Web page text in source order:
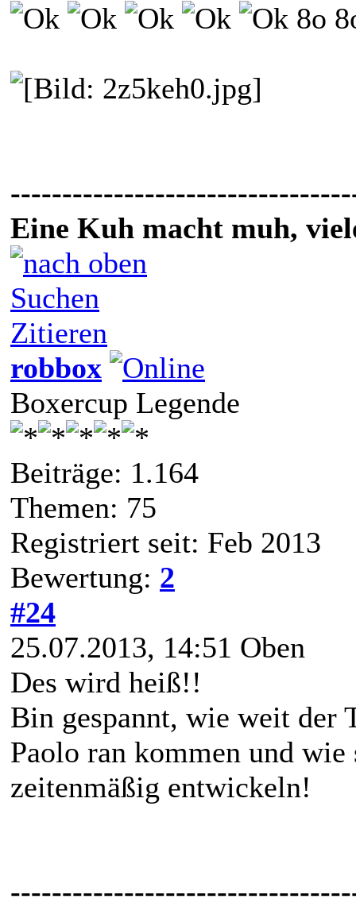
8o
Eine Kuh macht muh,
Suchen
Zitieren
robbox
Boxercup Legende
Beiträge: 1.164
Themen: 75
Registriert seit: Feb 2013
Bewertung: 2
#24
25.07.2013, 14:51 Oben
Des wird heiß!!
Bin gespannt, wie weit der
Paolo ran kommen und
zeitenmäßig entwickeln!